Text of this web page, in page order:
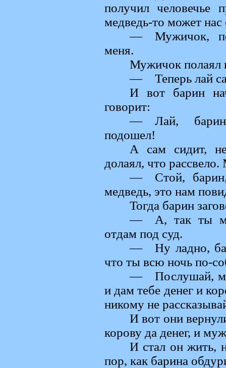
получил человечье
медведь-то может нас
— Мужичок,
меня.
Мужичок полаял
— Теперь лай
И вот барин
говорит:
— Лай,
подошел!
А сам сидит,
долаял, что
— Стой,
медведь, это нам
Тогда барин
— А, так ты
отдам под суд.
— Ну ладно,
что ты всю ночь по-
— Послушай,
и дам тебе денег и
никому не
И вот они
корову да денег, и
И стал он жить,
пор, как барина